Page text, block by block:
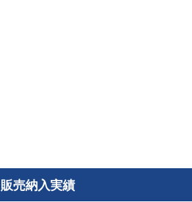
販売納入実績